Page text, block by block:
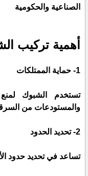
الصناعية والحكومية
أهمية تركيب
1- حماية الممتلكات
تستخدم الشبوك لمنع
والمستودعات من
2- تحديد الحدود
تساعد في تحديد حدود